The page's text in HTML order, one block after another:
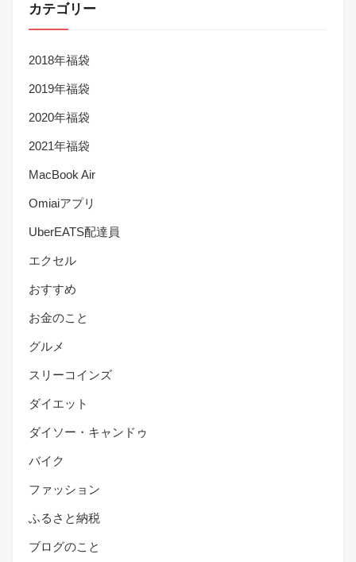
カテゴリー
2018年福袋
2019年福袋
2020年福袋
2021年福袋
MacBook Air
Omiaiアプリ
UberEATS配達員
エクセル
おすすめ
お金のこと
グルメ
スリーコインズ
ダイエット
ダイソー・キャンドゥ
バイク
ファッション
ふるさと納税
ブログのこと